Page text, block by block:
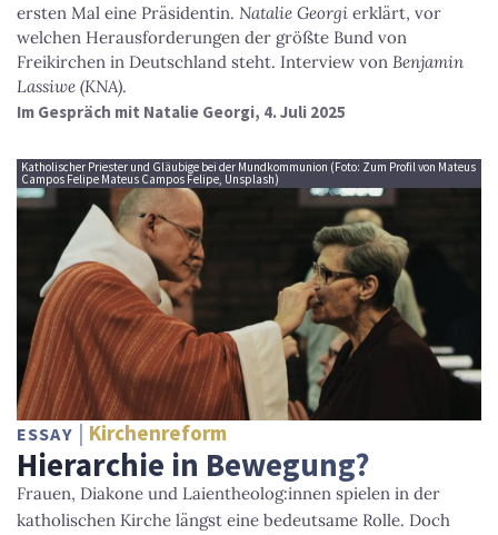
ersten Mal eine Präsidentin. Natalie Georgi erklärt, vor
welchen Herausforderungen der größte Bund von
Freikirchen in Deutschland steht. Interview von Benjamin
Lassiwe (KNA).
Im Gespräch mit Natalie Georgi, 4. Juli 2025
Katholischer Priester und Gläubige bei der Mundkommunion (Foto: Zum Profil von Mateus
Campos Felipe Mateus Campos Felipe, Unsplash)
ESSAY Kirchenreform
Hierarchie in Bewegung?
Frauen, Diakone und Laientheolog:innen spielen in der
katholischen Kirche längst eine bedeutsame Rolle. Doch